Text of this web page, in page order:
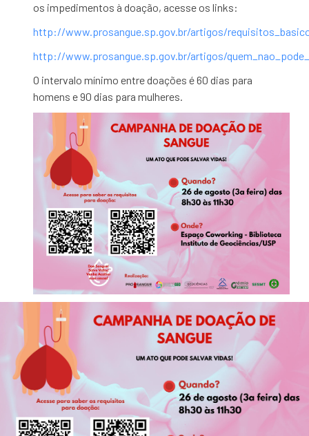
os impedimentos à doação, acesse os links:
http://www.prosangue.sp.gov.br/artigos/
http://www.prosangue.sp.gov.br/artigos/
O intervalo mínimo entre doações é 60 dias para
homens e 90 dias para mulheres.